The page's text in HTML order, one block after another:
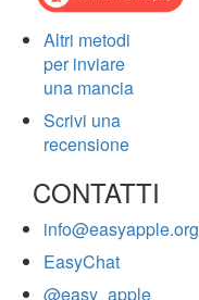
Altri metodi
per inviare
una mancia
Scrivi una
recensione
CONTATTI
info@easyapple.org
EasyChat
@easy_apple